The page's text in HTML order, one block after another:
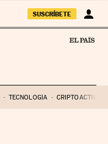
SUSCRÍBETE
TECNOLOGÍA CRIPTOACTIVOS